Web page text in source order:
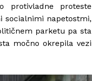
protivladne proteste
socialnimi napetostmi,
parketu pa sta
močno okrepila vezi